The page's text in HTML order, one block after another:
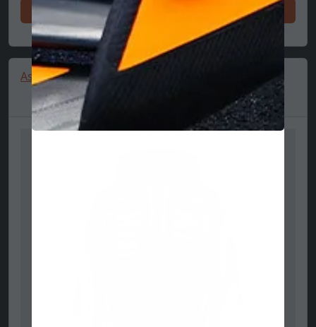
지금 쇼핑하십시오
Aston Martin AMF1, Drivers, Sweatshirt, Green 🔥